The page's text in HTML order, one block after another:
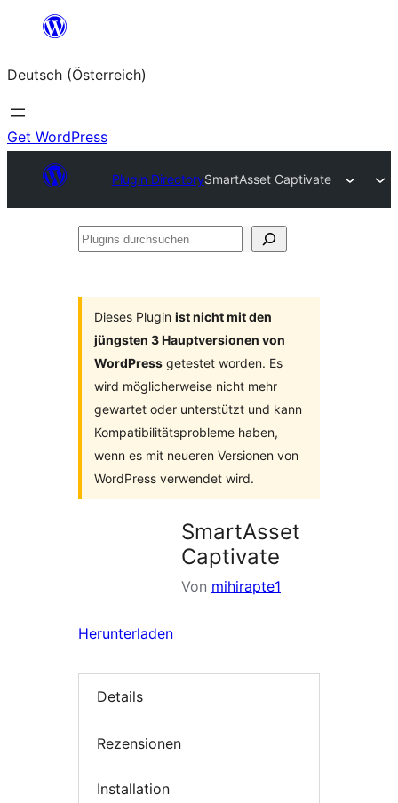
springen
Deutsch (Österreich)
Get WordPress
Plugin DirectorySmartAsset Captivate
Plugins
Dieses Plugin ist nicht mit den
jüngsten 3 Hauptversionen von
WordPress getestet worden. Es
wird möglicherweise nicht mehr
gewartet oder unterstützt und kann
Kompatibilitätsprobleme haben,
wenn es mit neueren Versionen von
WordPress verwendet wird.
SmartAsset
Captivate
Von mihirapte1
Herunterladen
Details
Rezensionen
Installation